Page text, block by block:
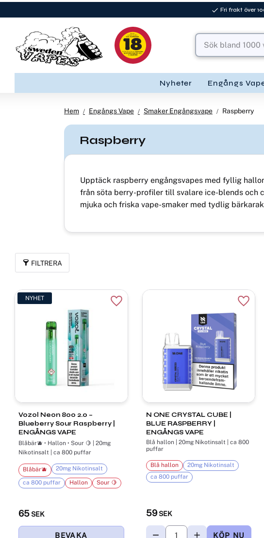
Fri frakt över
Nyheter Engångs
Hem Engångs Vape Smaker Engångsvape Raspberry
Raspberry
Upptäck raspberry engångsvapes med fyllig
från söta berry-profiler till svalare ice-blends och
mjuka och friska vape-smaker med tydlig
FILTRERA
Vozol Neon 800 2.0 –
Blueberry Sour Raspberry |
ENGÅNGS VAPE
Blåbär🫐 • Hallon • Sour 🍋 | 20mg
Nikotinsalt | ca 800 puffar
65 SEK
Blåbär🫐 20mg Nikotinsalt
ca 800 puffar Hallon Sour 🍋
NYHET
Lägg till i favoriter
N ONE CRYSTAL CUBE |
BLUE RASPBERRY |
ENGÅNGS VAPE
Blå hallon | 20mg Nikotinsalt | ca 800
puffar
59SEK
Blå hallon
20mg Nikotinsalt
ca 800 puffar
Lägg